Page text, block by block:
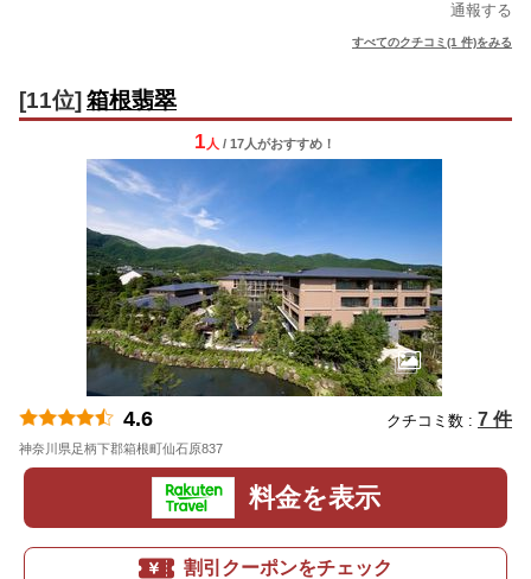
通報する
すべてのクチコミ(1 件)をみる
[11位] 箱根翡翠
1 人 / 17人がおすすめ！
4.6 クチコミ数 : 7 件
神奈川県足柄下郡箱根町仙石原837
料金を表示
割引クーポンをチェック